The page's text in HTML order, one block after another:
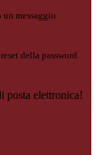
messaggio
della password
posta elettronica!